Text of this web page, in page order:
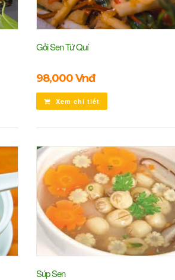
Gỏi Sen Tứ Quí
98,000 Vnđ
Xem chi tiết
Súp Sen